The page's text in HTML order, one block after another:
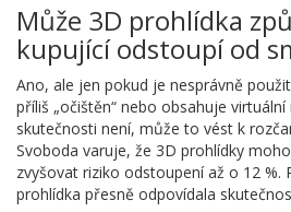
Může 3D prohlídka
kupující odstoupí od
Ano, ale jen pokud je nesprávně
příliš „očištěn“ nebo obsahuje
skutečnosti není, může to vést k
Svoboda varuje, že 3D prohlídky
zvyšovat riziko odstoupení až o 12 %.
prohlídka přesně odpovídala